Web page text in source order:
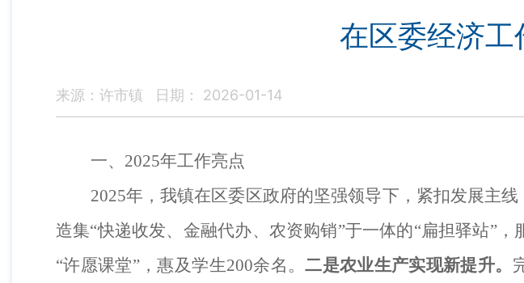
在区委经济
来源：许市镇 日期： 2026-01-14
一、 2025年工作亮点
2025年，我镇在区委区政府的坚强领导下， 紧扣发展主
造集“快递收发、金融代办、农资购销”于一体的“扁担驿站”，
“许愿课堂”，惠及学生200余名。二是农业生产实现新提升。